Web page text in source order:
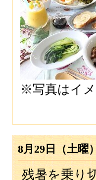
※写真はイメ
8月29日（土曜
残暑を乗り